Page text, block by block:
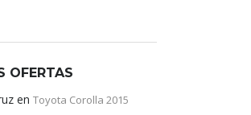
OFERTAS
en Toyota Corolla 2015